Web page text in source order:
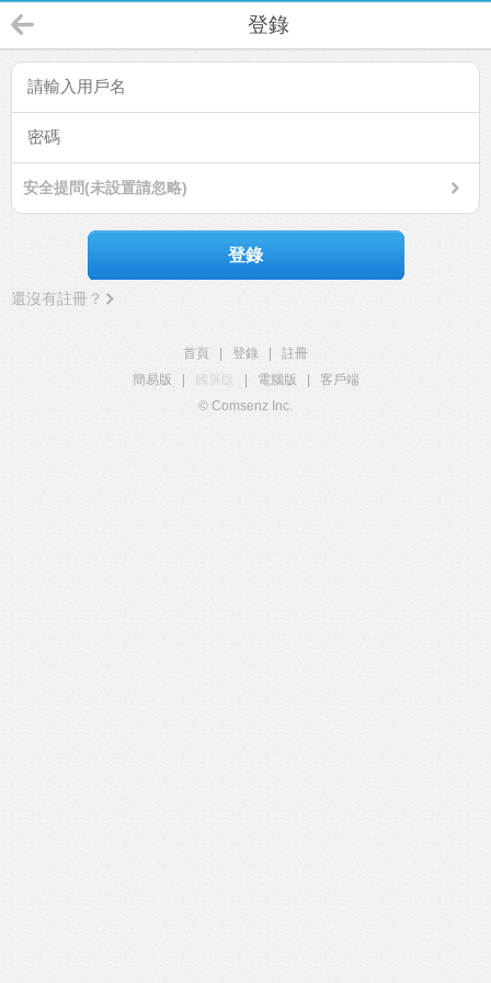
登錄
安全提問(未設置請忽略)
登錄
還沒有註冊？
首頁 登錄
註冊
簡易版
觸屏版 電腦版
客戶端
© Comsenz Inc.